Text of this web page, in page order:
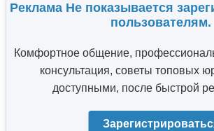
Реклама Не показывается
пользователям.
Комфортное общение,
консультация, советы топовых
доступными, после быстрой